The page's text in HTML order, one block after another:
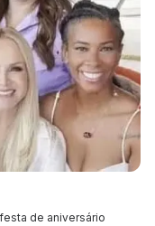
de aniversário